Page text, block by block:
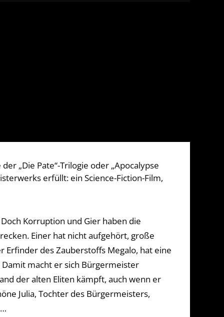
„Die Pate“-Trilogie oder „Apocalypse
erfüllt: ein Science-Fiction-Film,
Korruption und Gier haben die
Einer hat nicht aufgehört, große
Erfinder des Zauberstoffs Megalo, hat eine
macht er sich Bürgermeister
der alten Eliten kämpft, auch wenn er
Julia, Tochter des Bürgermeisters,